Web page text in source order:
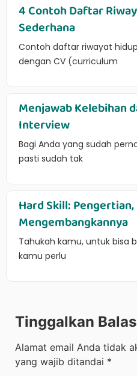
4 Contoh Daftar
Sederhana
Contoh daftar riwayat
dengan CV (curriculum
Menjawab Kelebihan
Interview
Bagi Anda yang sudah
pasti sudah tak
Hard Skill:
Mengembangkannya
Tahukah kamu, untuk bisa
kamu perlu
Tinggalkan
Alamat email Anda tidak
yang wajib ditandai *